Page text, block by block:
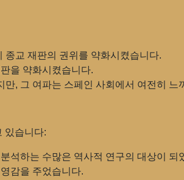
교 재판의 권위를 약화시켰습니다.
을 약화시켰습니다.
, 그 여파는 스페인 사회에서 여전히 느
있습니다:
석하는 수많은 역사적 연구의 대상이 되
감을 주었습니다.